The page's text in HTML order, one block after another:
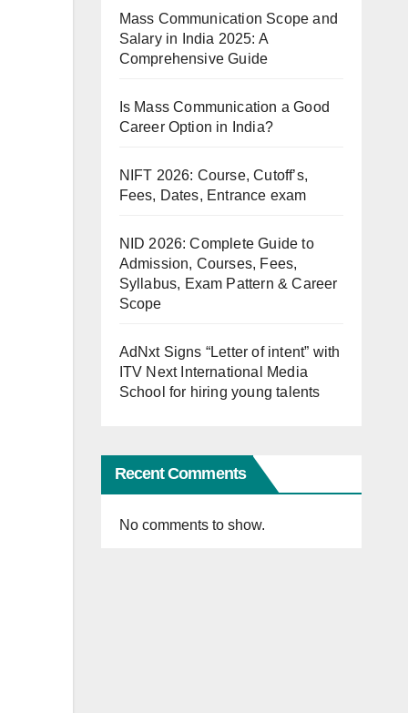
Mass Communication Scope and
Salary in India 2025: A
Comprehensive Guide
Is Mass Communication a Good
Career Option in India?
NIFT 2026: Course, Cutoff’s,
Fees, Dates, Entrance exam
NID 2026: Complete Guide to
Admission, Courses, Fees,
Syllabus, Exam Pattern & Career
Scope
AdNxt Signs “Letter of intent” with
ITV Next International Media
School for hiring young talents
Recent Comments
No comments to show.